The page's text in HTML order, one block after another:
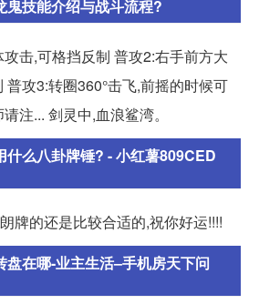
鬼技能介绍与战斗流程?
击,可格挡反制 普攻2:右手前方大
攻3:转圈360°击飞,前摇的时候可
注... 剑灵中,血浪鲨湾。
什么八卦牌锤? - 小红薯809CED
牌的还是比较合适的,祝你好运!!!!
盘在哪-业主生活–手机房天下问